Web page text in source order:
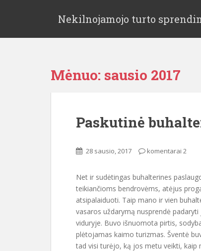
Nekilnojamojo turto
Mėnuo: sausio 2017
Paskutinė
28 sausio, 2017 komentarai 2
Net ir sudėtingas buhalterines
teikiančioms bendrovėms, atėjus
atsipalaiduoti. Taip mano ir vien
vasaros uždarymą nusprendė
viduryje. Buvo išnuomota pirtis,
plėtojamas kaimo turizmas. Šventė
tad visi turėjo, ką jos metu veikti, kaip